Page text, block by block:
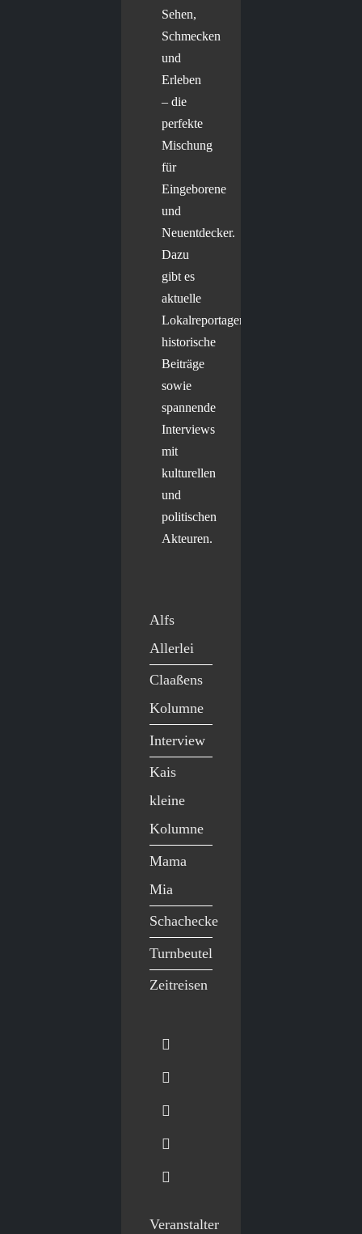
Sehen,
Schmecken
und
Erleben
– die
perfekte
Mischung
für
Eingeborene
und
Neuentdecker.
Dazu
gibt es
aktuelle
Lokalreportagen,
historische
Beiträge
sowie
spannende
Interviews
mit
kulturellen
und
politischen
Akteuren.
Alfs
Allerlei
Claaßens
Kolumne
Interview
Kais
kleine
Kolumne
Mama
Mia
Schachecke
Turnbeutel
Zeitreisen
Veranstalter